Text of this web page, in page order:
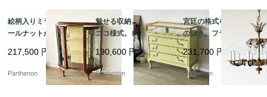
絵柄入りミラーとウォ
ールナットが美しいア
ンティーク・ガラスキ
ャビネット（飾り棚）
【k150】
217,500 円
Parthenon
魅せる収納と優美なロ
ココ様式。ピスタチオ
グリーンの引き出し式
ガラスショーケース付
き 3段チェスト【fo25
5】
190,600 円
Parthenon
宮廷の格式を纏う10灯
の輝き。フランスアン
ティークの重厚な真鍮
製大型クリスタルシャ
ンデリア【sy468】
231,700 円
Parthenon